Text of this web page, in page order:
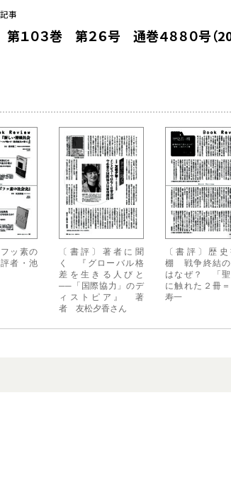
事
１０３巻 第２６号 通巻４８８０号（
ッ素の
者・池
〔書評〕著者に聞
く 『グローバル格
差を生きる人びと
──「国際協力」のデ
ィストピア』 著
者 友松夕香さん
〔書評〕歴
棚 戦争終結の
はなぜ？ 「聖
に触れた２冊
寿一